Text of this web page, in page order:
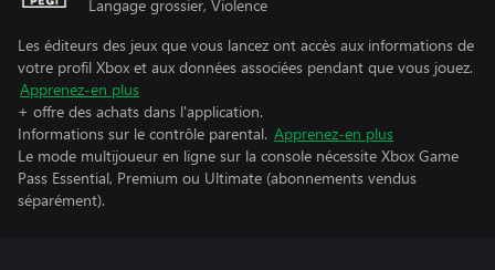
Langage grossier, Violence
Les éditeurs des jeux que vous lancez ont accès aux informations de
votre profil Xbox et aux données associées pendant que vous jouez.
Apprenez-en plus
+ offre des achats dans l'application.
Informations sur le contrôle parental. Apprenez-en plus
Le mode multijoueur en ligne sur la console nécessite Xbox Game
Pass Essential, Premium ou Ultimate (abonnements vendus
séparément).